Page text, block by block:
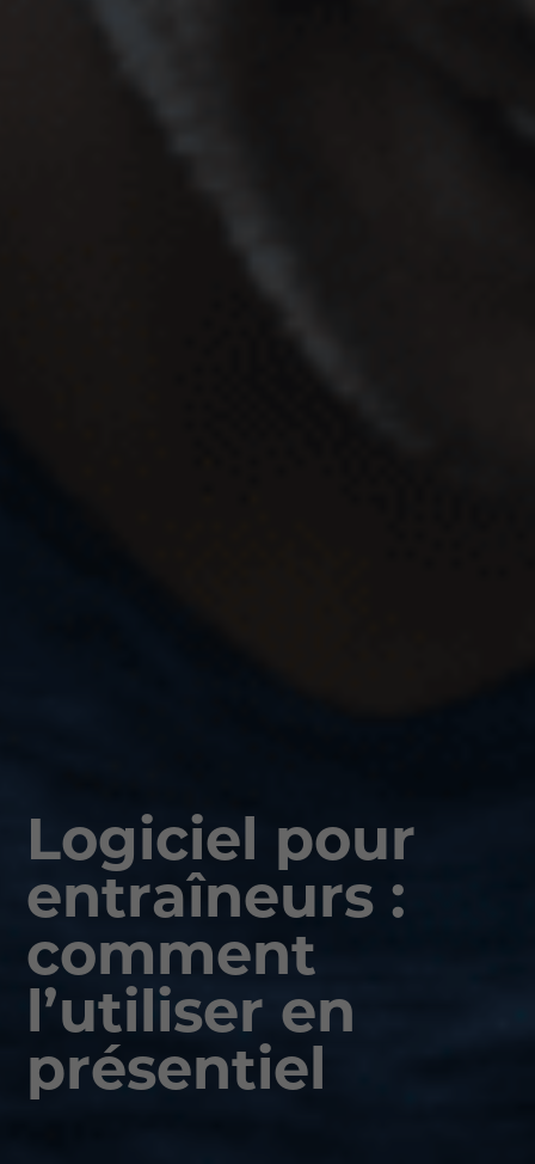
Logiciel pour
entraîneurs :
comment
l’utiliser en
présentiel